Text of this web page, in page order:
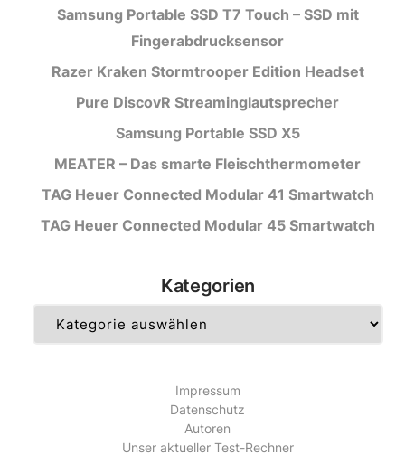
Samsung Portable SSD T7 Touch – SSD mit
Fingerabdrucksensor
Razer Kraken Stormtrooper Edition Headset
Pure DiscovR Streaminglautsprecher
Samsung Portable SSD X5
MEATER – Das smarte Fleischthermometer
TAG Heuer Connected Modular 41 Smartwatch
TAG Heuer Connected Modular 45 Smartwatch
Kategorien
Impressum
Datenschutz
Autoren
Unser aktueller Test-Rechner